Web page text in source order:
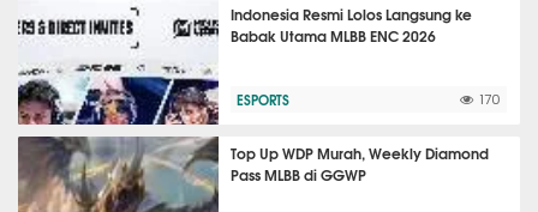
Indonesia Resmi Lolos Langsung ke
Babak Utama MLBB ENC 2026
ESPORTS 170
Top Up WDP Murah, Weekly Diamond
Pass MLBB di GGWP